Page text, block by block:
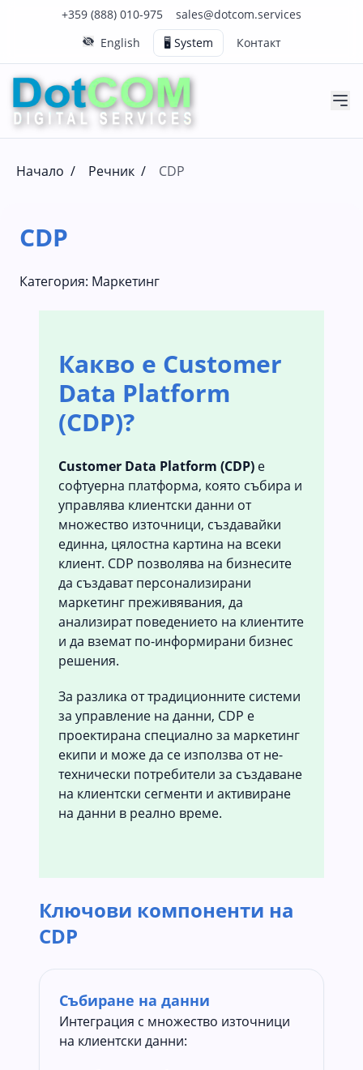
+359 (888) 010-975
Нашия телефонен номер е 0888010975
sales@dotcom.services
Нашия имейл адрес е sales@dotcom.services
English
🖥️ System Контакт
Начало / Речник / CDP
CDP
Категория: Маркетинг
Какво е Customer
Data Platform
(CDP)?
Customer Data Platform (CDP) е
софтуерна платформа, която събира и
управлява клиентски данни от
множество източници, създавайки
единна, цялостна картина на всеки
клиент. CDP позволява на бизнесите
да създават персонализирани
маркетинг преживявания, да
анализират поведението на клиентите
и да вземат по-информирани бизнес
решения.
За разлика от традиционните системи
за управление на данни, CDP е
проектирана специално за маркетинг
екипи и може да се използва от не-
технически потребители за създаване
на клиентски сегменти и активиране
на данни в реално време.
Ключови компоненти на
CDP
Събиране на данни
Интеграция с множество източници
на клиентски данни: